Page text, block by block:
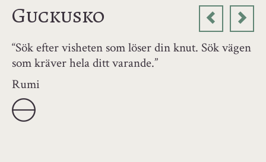
Guckusko
“Sök efter visheten som löser din knut. Sök vägen
som kräver hela ditt varande.”
Rumi